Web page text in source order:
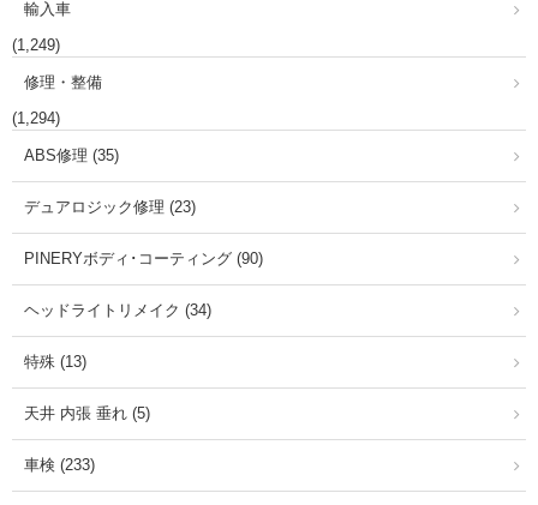
輸入車
(1,249)
修理・整備
(1,294)
ABS修理 (35)
デュアロジック修理 (23)
PINERYボディ･コーティング (90)
ヘッドライトリメイク (34)
特殊 (13)
天井 内張 垂れ (5)
車検 (233)